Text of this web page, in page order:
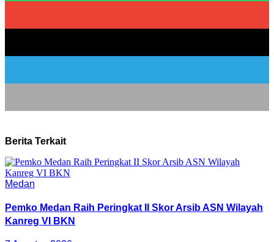
Berita Terkait
Medan
Pemko Medan Raih Peringkat II Skor Arsib ASN Wilayah
Kanreg VI BKN